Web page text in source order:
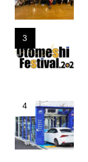
3
4